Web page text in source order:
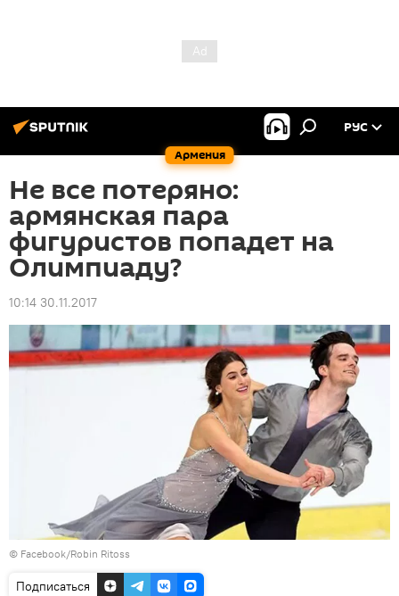
Армения
РУС
Не все потеряно:
армянская пара
фигуристов попадет на
Олимпиаду?
10:14 30.11.2017
© Facebook/Robin Ritoss
Подписаться